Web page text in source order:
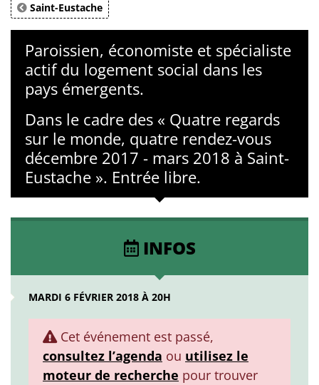
Saint-Eustache
Paroissien, économiste et spécialiste
actif du logement social dans les
pays émergents.
Dans le cadre des « Quatre regards
sur le monde, quatre rendez-vous
décembre 2017 - mars 2018 à Saint-
Eustache ». Entrée libre.
INFOS
MARDI 6 FÉVRIER 2018 À 20H
Cet événement est passé,
consultez l’agenda ou utilisez le
moteur de recherche pour trouver